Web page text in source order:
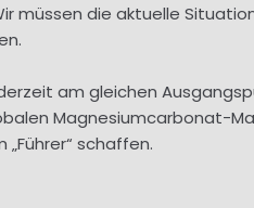
müssen die aktuelle
am gleichen
Magnesiumcarbonat-
schaffen.